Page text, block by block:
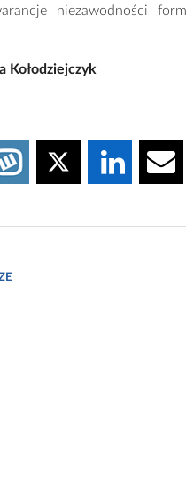
niezawodności
Kołodziejczyk
releases/2013/